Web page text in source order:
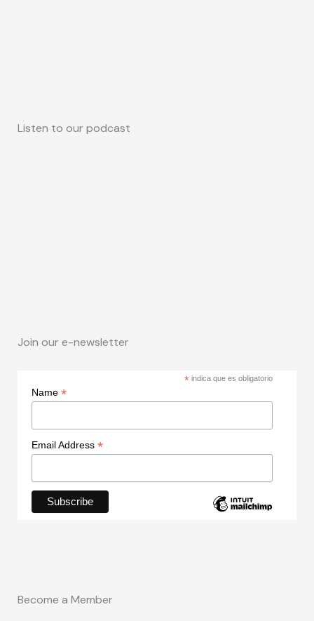
Listen to our podcast
Join our e-newsletter
* indica que es obligatorio
Name *
Email Address *
Become a Member